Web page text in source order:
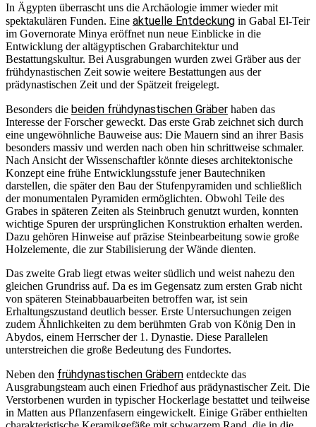
In Ägypten überrascht uns die Archäologie immer wieder mit
spektakulären Funden. Eine aktuelle Entdeckung in Gabal El-Teir
im Governorate Minya eröffnet nun neue Einblicke in die
Entwicklung der altägyptischen Grabarchitektur und
Bestattungskultur. Bei Ausgrabungen wurden zwei Gräber aus der
frühdynastischen Zeit sowie weitere Bestattungen aus der
prädynastischen Zeit und der Spätzeit freigelegt.
Besonders die beiden frühdynastischen Gräber haben das
Interesse der Forscher geweckt. Das erste Grab zeichnet sich durch
eine ungewöhnliche Bauweise aus: Die Mauern sind an ihrer Basis
besonders massiv und werden nach oben hin schrittweise schmaler.
Nach Ansicht der Wissenschaftler könnte dieses architektonische
Konzept eine frühe Entwicklungsstufe jener Bautechniken
darstellen, die später den Bau der Stufenpyramiden und schließlich
der monumentalen Pyramiden ermöglichten. Obwohl Teile des
Grabes in späteren Zeiten als Steinbruch genutzt wurden, konnten
wichtige Spuren der ursprünglichen Konstruktion erhalten werden.
Dazu gehören Hinweise auf präzise Steinbearbeitung sowie große
Holzelemente, die zur Stabilisierung der Wände dienten.
Das zweite Grab liegt etwas weiter südlich und weist nahezu den
gleichen Grundriss auf. Da es im Gegensatz zum ersten Grab nicht
von späteren Steinabbauarbeiten betroffen war, ist sein
Erhaltungszustand deutlich besser. Erste Untersuchungen zeigen
zudem Ähnlichkeiten zu dem berühmten Grab von König Den in
Abydos, einem Herrscher der 1. Dynastie. Diese Parallelen
unterstreichen die große Bedeutung des Fundortes.
Neben den frühdynastischen Gräbern entdeckte das
Ausgrabungsteam auch einen Friedhof aus prädynastischer Zeit. Die
Verstorbenen wurden in typischer Hockerlage bestattet und teilweise
in Matten aus Pflanzenfasern eingewickelt. Einige Gräber enthielten